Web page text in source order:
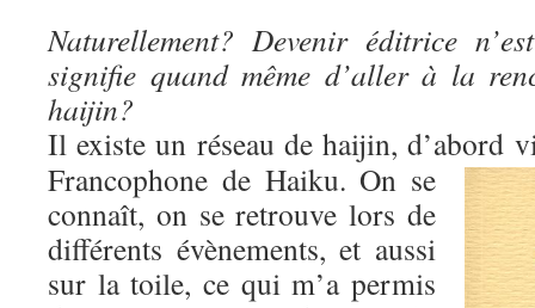
Naturellement? Devenir éditrice
signifie quand même d’aller à la
haijin?
Il existe un réseau de haijin, d’abord
Francophone de Haiku. On se
connaît, on se retrouve lors de
différents évènements, et aussi
sur la toile, ce qui m’a permis